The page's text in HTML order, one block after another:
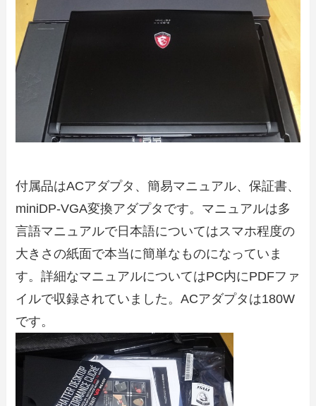
付属品はACアダプタ、簡易マニュアル、保証書、
miniDP-VGA変換アダプタです。マニュアルは多
言語マニュアルで日本語についてはスマホ程度の
大きさの紙面で本当に簡単なものになっていま
す。詳細なマニュアルについてはPC内にPDFファ
イルで収録されていました。ACアダプタは180W
です。